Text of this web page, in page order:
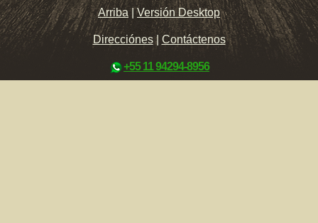
Arriba |Versión Desktop
Direcciónes| Contáctenos
+55 11 94294-8956